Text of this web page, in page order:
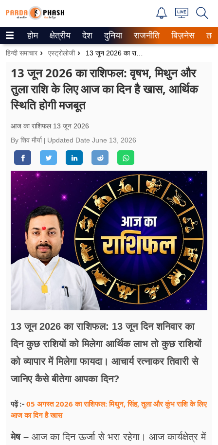
Trending on Google News
वेब स्टोरीज
उत्तर प्रदेश
वीडियो
रिलेशनशिप
जीवन मंत्रा
फूड
सेहत
ब्‍यूटी
जॉब्स
शिक्षा
अन्य खबरें
होम क्षेत्रीय देश दुनिया राजनीति बिज़नेस
हिन्दी समाचार एस्ट्रोलोजी 13 जून 2026 का राशिफल: वृषभ, मिथुन और तुला राशि के लिए आज का दिन है खास, आर्थिक स्थिति होगी मजबूत
13 जून 2026 का राशिफल: वृषभ, मिथुन और
तुला राशि के लिए आज का दिन है खास, आर्थिक
स्थिति होगी मजबूत
आज का राशिफल 13 जून 2026
By शिव मौर्या
Updated Date June 13, 2026
13 जून 2026 का राशिफल: 13 जून दिन शनिवार का
दिन कुछ राशियों को मिलेगा आर्थिक लाभ तो कुछ राशियों
को व्यापार में मिलेगा फायदा। आचार्य रत्नाकर तिवारी से
जानिए कैसे बीतेगा आपका दिन?
पढ़ें :- 05 अगस्त 2026 का राशिफल: मिथुन, सिंह, तुला और कुंभ राशि के लिए
आज का दिन है खास
मेष – आज का दिन ऊर्जा से भरा रहेगा। आज कार्यक्षेत्र में